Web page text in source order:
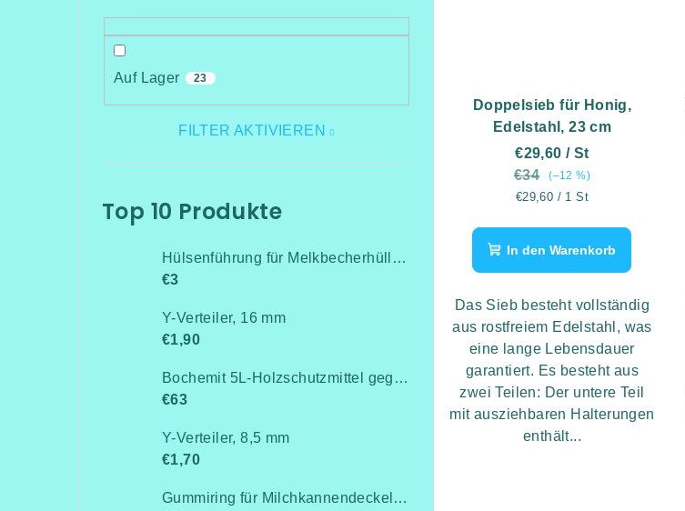
Auf Lager 23
FILTER AKTIVIEREN
Top 10 Produkte
Hülsenführung für Melkbecherhülle (Schafe)
€3
Y-Verteiler, 16 mm
€1,90
Bochemit 5L-Holzschutzmittel gegen Pilze, Insekten und Schimmel
€63
Y-Verteiler, 8,5 mm
€1,70
Gummiring für Milchkannendeckel, für Milchkannen von 25-30 Litern
Doppelsieb für Honig,
Edelstahl, 23 cm
€29,60/ St
€34
(–12 %)
Verkaufspreis:
€29,60 / 1 St
In den Warenkorb
Das Sieb besteht vollständig
aus rostfreiem Edelstahl, was
eine lange Lebensdauer
garantiert. Es besteht aus
zwei Teilen: Der untere Teil
mit ausziehbaren Halterungen
enthält...